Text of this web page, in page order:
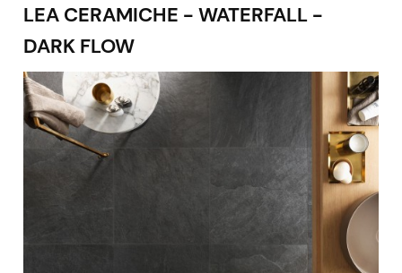
LEA CERAMICHE - WATERFALL -
DARK FLOW